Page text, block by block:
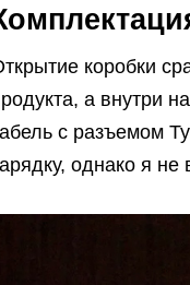
коробки
а внутри
с разъемом
однако я не